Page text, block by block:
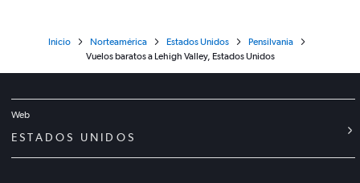
Inicio Norteamérica Estados Unidos
Pensilvania
Vuelos baratos a Lehigh Valley, Estados Unidos
Web
ESTADOS UNIDOS